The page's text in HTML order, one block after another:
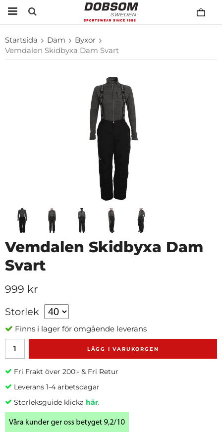
Startsida Dam
Byxor
Vemdalen Skidbyxa Dam Svart
Vemdalen Skidbyxa Dam
Svart
999 kr
Storlek
Finns i lager för omgående leverans
LÄGG I VARUKORGEN
Fri Frakt över 200:- & Fri Retur
Leverans 1-4 arbetsdagar
Storleksguide klicka här.